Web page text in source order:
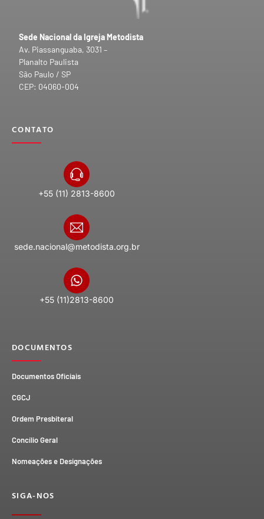
Sede Nacional da Igreja Metodista
Av. Piassanguaba, 3031 –
Planalto Paulista
São Paulo / SP
CEP: 04060-004
CONTATO
+55 (11) 2813-8600
sede.nacional@metodista.org.br
+55 (11)2813-8600
DOCUMENTOS
Documentos Oficiais
CGCJ
Ordem Presbiteral
Concílio Geral
Nomeações e Designações
SIGA-NOS